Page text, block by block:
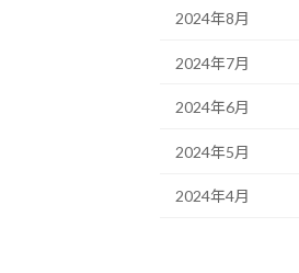
2024年8月
2024年7月
2024年6月
2024年5月
2024年4月